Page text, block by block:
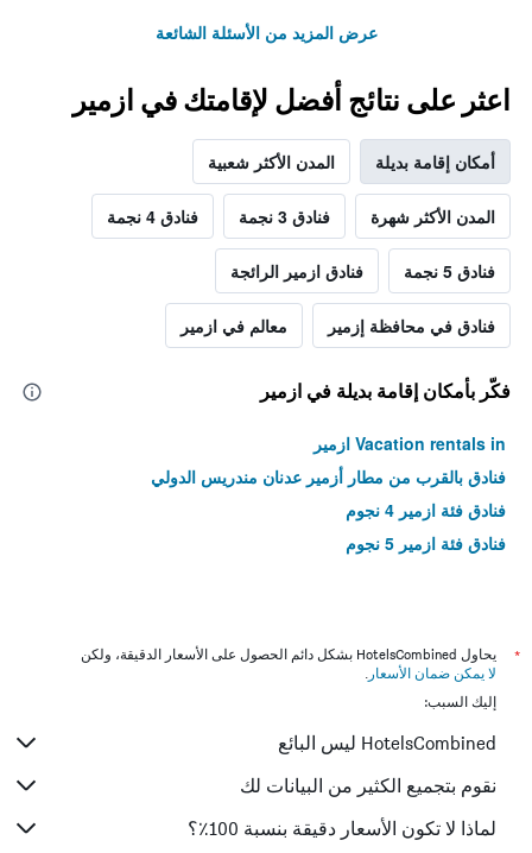
عرض المزيد من الأسئلة الشائعة
اعثر على نتائج أفضل لإقامتك في ازمير
أمكان إقامة بديلة المدن الأكثر شعبية
المدن الأكثر شهرة فنادق 3 نجمة فنادق 4 نجمة
فنادق 5 نجمة فنادق ازمير الرائجة
فنادق في محافظة إزمير معالم في ازمير
فكّر بأمكان إقامة بديلة في ازمير
Vacation rentals in ازمير
فنادق بالقرب من مطار أزمير عدنان مندريس الدولي
فنادق فئة ازمير 4 نجوم
فنادق فئة ازمير 5 نجوم
*
يحاول HotelsCombined بشكل دائم الحصول على الأسعار الدقيقة، ولكن
لا يمكن ضمان الأسعار .
إليك السبب:
HotelsCombined ليس البائع
نقوم بتجميع الكثير من البيانات لك
لماذا لا تكون الأسعار دقيقة بنسبة 100٪؟